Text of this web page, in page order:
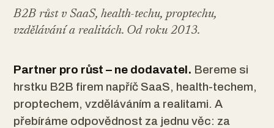
B2B růst v SaaS, health-techu, proptechu,
vzdělávání a realitách. Od roku 2013.
Partner pro růst – ne dodavatel. Bereme si
hrstku B2B firem napříč SaaS, health-techem,
proptechem, vzděláváním a realitami. A
přebíráme odpovědnost za jednu věc: za